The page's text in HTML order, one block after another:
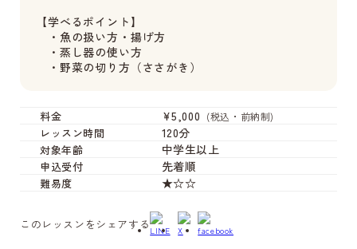
【学べるポイント】
・魚の扱い方・揚げ方
・蒸し器の使い方
・野菜の切り方（ささがき）
料金 ¥5,000 (税込・前納制)
レッスン時間 120分
対象年齢 中学生以上
申込受付 先着順
難易度 ★☆☆
このレッスンをシェアする